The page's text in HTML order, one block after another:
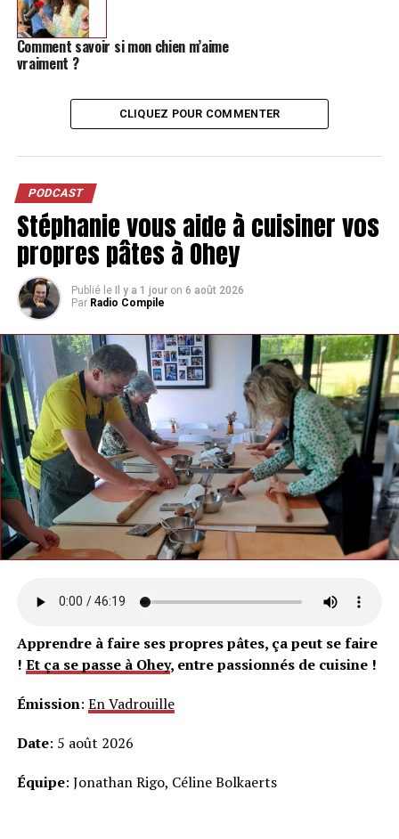
Comment savoir si mon chien m’aime
vraiment ?
CLIQUEZ POUR COMMENTER
PODCAST
Stéphanie vous aide à cuisiner vos
propres pâtes à Ohey
Publié le Il y a 1 jour on 6 août 2026
Par Radio Compile
Apprendre à faire ses propres pâtes, ça peut se faire
! Et ça se passe à Ohey, entre passionnés de cuisine !
Émission: En Vadrouille
Date: 5 août 2026
Équipe: Jonathan Rigo, Céline Bolkaerts